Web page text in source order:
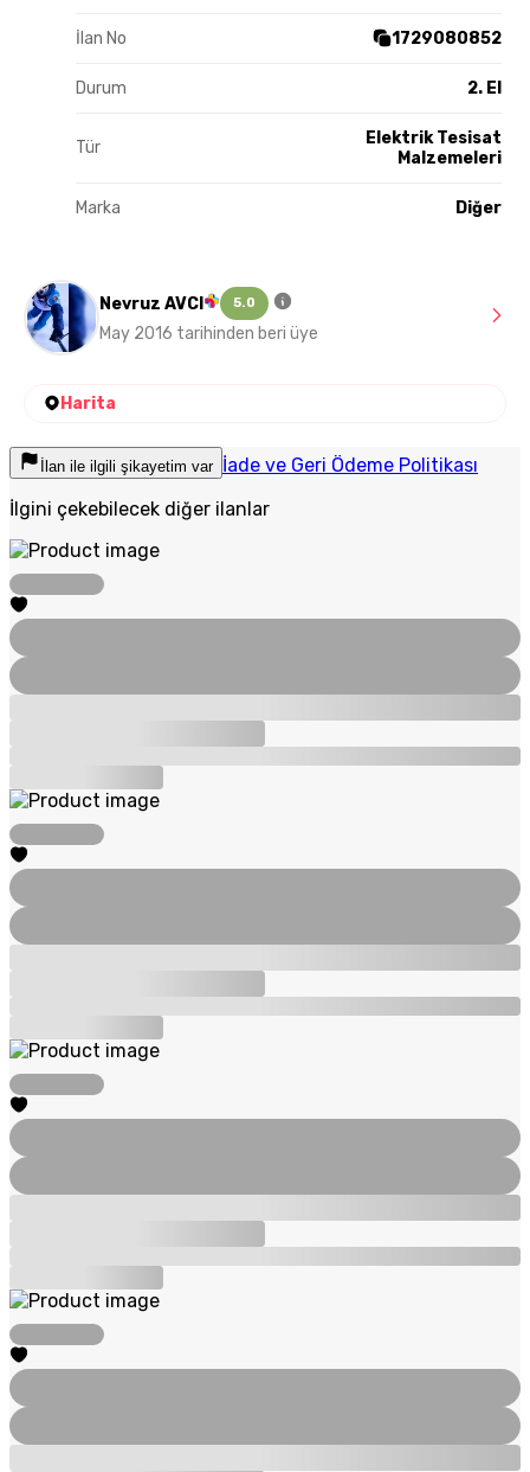
İlan No 1729080852
Durum 2. El
Tür
Elektrik Tesisat
Malzemeleri
Marka Diğer
Nevruz AVCI 5.0
May 2016 tarihinden beri üye
Harita
İlan ile ilgili şikayetim var İade ve Geri Ödeme Politikası
İlgini çekebilecek diğer ilanlar